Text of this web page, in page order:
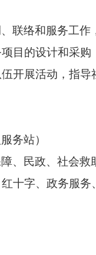
联络和服务工
目的设计和采
开展活动，指导
务站）
、民政、社会
十字、政务服务